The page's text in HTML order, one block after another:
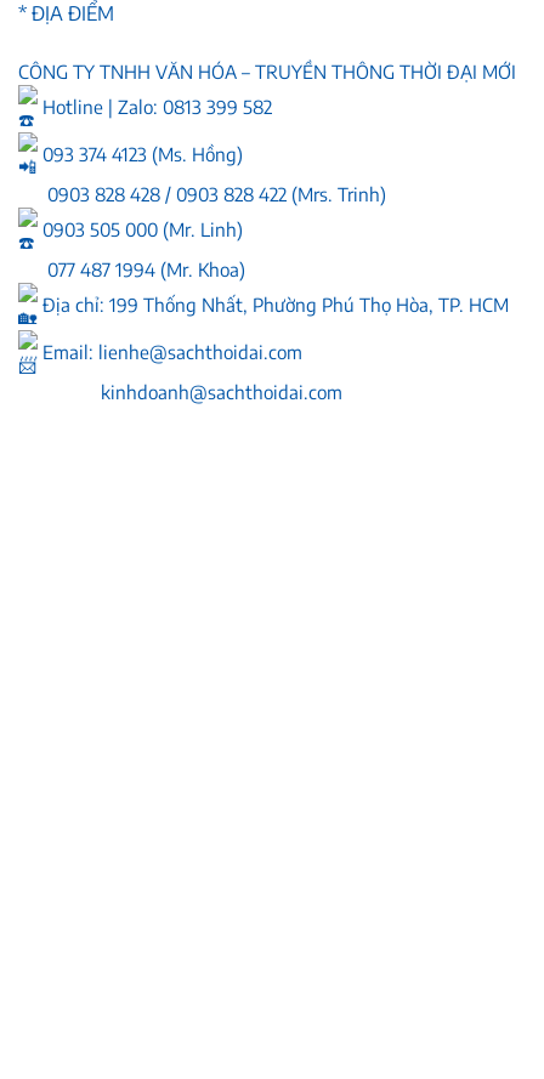
* ĐỊA ĐIỂM
CÔNG TY TNHH VĂN HÓA – TRUYỀN THÔNG THỜI ĐẠI MỚI
Hotline | Zalo: 0813 399 582
093 374 4123 (Ms. Hồng)
0903 828 428 / 0903 828 422 (Mrs. Trinh)
0903 505 000 (Mr. Linh)
077 487 1994 (Mr. Khoa)
Địa chỉ: 199 Thống Nhất, Phường Phú Thọ Hòa, TP. HCM
Email: lienhe@sachthoidai.com
kinhdoanh@sachthoidai.com